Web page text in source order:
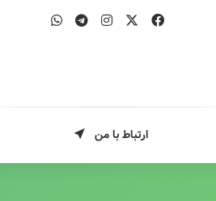
ارتباط با من